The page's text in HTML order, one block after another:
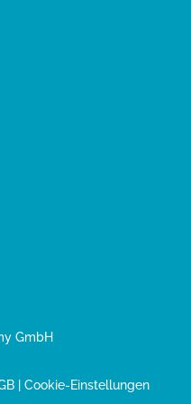
GmbH
| Cookie-Einstellungen